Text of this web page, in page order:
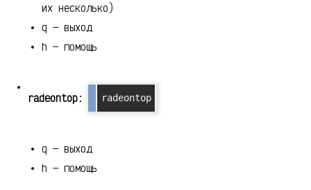
их несколько)
q — выход
h — помощь
radeontop: radeontop
q — выход
h — помощь